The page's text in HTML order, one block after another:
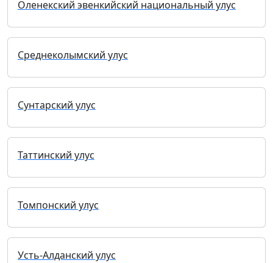
Оленекский эвенкийский национальный улус
Среднеколымский улус
Сунтарский улус
Таттинский улус
Томпонский улус
Усть-Алданский улус